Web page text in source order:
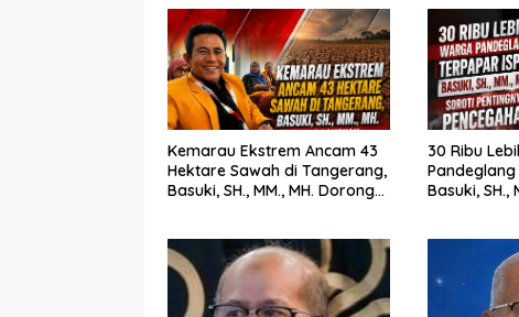
Kemarau Ekstrem Ancam 43
Hektare Sawah di Tangerang,
Basuki, SH., MM., MH. Dorong
30 Ribu
Pandeglang
Basuki, SH.,